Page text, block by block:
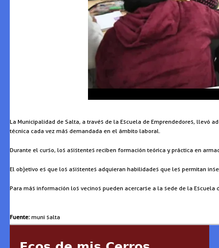
La Municipalidad de Salta, a través de la Escuela de Emprendedores, llevó
técnica cada vez más demandada en el ámbito laboral.
Durante el curso, los asistentes reciben formación teórica y práctica en
El objetivo es que los asistentes adquieran habilidades que les permitan
Para más información los vecinos pueden acercarse a la sede de la
Fuente: muni salta